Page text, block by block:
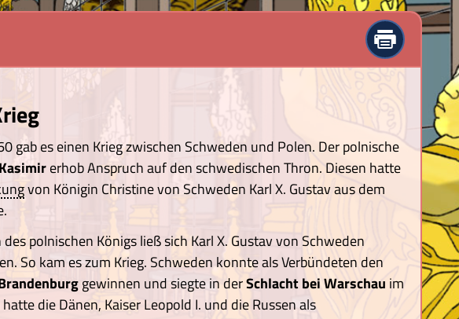
gab es einen Krieg zwischen Schweden und Polen. Der polnische
erhob Anspruch auf den schwedischen Thron. Diesen hatte
von Königin Christine von Schweden Karl X. Gustav aus dem
polnischen Königs ließ sich Karl X. Gustav von Schweden
So kam es zum Krieg. Schweden konnte als Verbündeten den
gewinnen und siegte in derSchlacht bei Warschau im
die Dänen, Kaiser Leopold I. und die Russen als